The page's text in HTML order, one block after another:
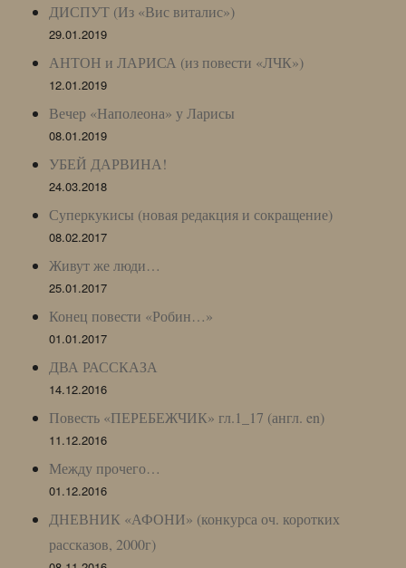
ДИСПУТ (Из «Вис виталис»)
29.01.2019
АНТОН и ЛАРИСА (из повести «ЛЧК»)
12.01.2019
Вечер «Наполеона» у Ларисы
08.01.2019
УБЕЙ ДАРВИНА!
24.03.2018
Суперкукисы (новая редакция и сокращение)
08.02.2017
Живут же люди…
25.01.2017
Конец повести «Робин…»
01.01.2017
ДВА РАССКАЗА
14.12.2016
Повесть «ПЕРЕБЕЖЧИК» гл.1_17 (англ. en)
11.12.2016
Между прочего…
01.12.2016
ДНЕВНИК «АФОНИ» (конкурса оч. коротких
рассказов, 2000г)